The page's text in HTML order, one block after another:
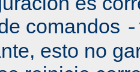
comandos
esto no